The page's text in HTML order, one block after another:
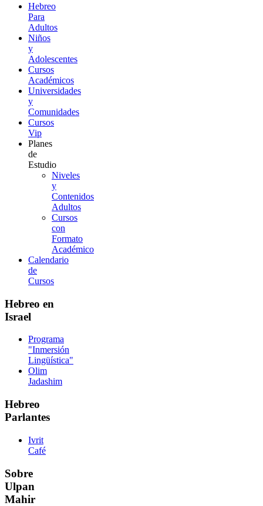
Hebreo
Para
Adultos
Niños
y
Adolescentes
Cursos
Académicos
Universidades
y
Comunidades
Cursos
Vip
Planes
de
Estudio
Niveles
y
Contenidos
Adultos
Cursos
con
Formato
Académico
Calendario
de
Cursos
Hebreo en
Israel
Programa
"Inmersión
Lingüística"
Olim
Jadashim
Hebreo
Parlantes
Ivrit
Café
Sobre
Ulpan
Mahir